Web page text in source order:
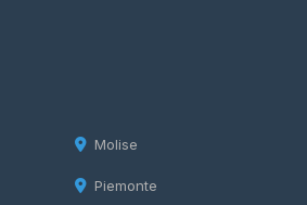
Molise
Piemonte